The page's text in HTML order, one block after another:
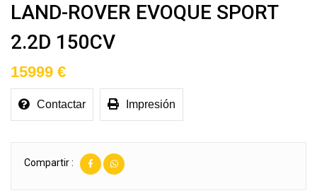
LAND-ROVER EVOQUE SPORT
2.2D 150CV
15999 €
Contactar Impresión
Compartir :